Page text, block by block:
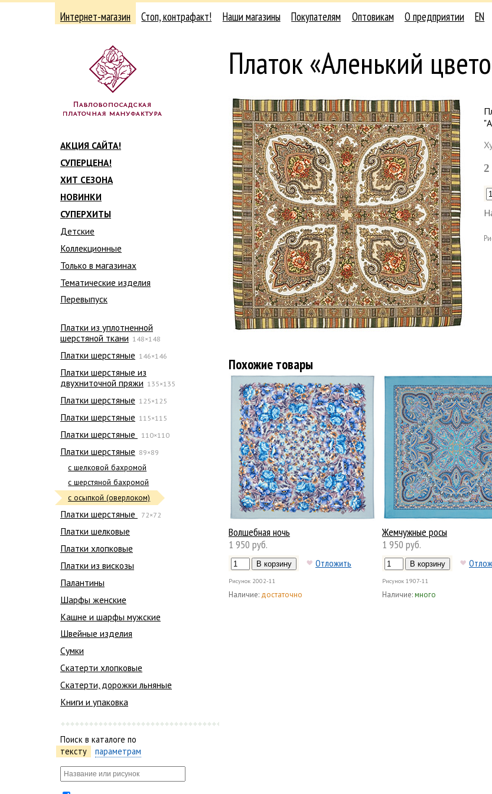
Интернет-магазин Стоп, контрафакт! Наши магазины Покупателям Оптовикам О предприятии EN
АКЦИЯ САЙТА!
СУПЕРЦЕНА!
ХИТ СЕЗОНА
НОВИНКИ
СУПЕРХИТЫ
Детские
Коллекционные
Только в магазинах
Тематические изделия
Перевыпуск
Платки из уплотненной
шерстяной ткани 148×148
Платки шерстяные 146×146
Платки шерстяные из
двухниточной пряжи 135×135
Платки шерстяные 125×125
Платки шерстяные 115×115
Платки шерстяные 110×110
Платки шерстяные 89×89
с шелковой бахромой
с шерстяной бахромой
с осыпкой (оверлоком)
Платки шерстяные 72×72
Платки шелковые
Платки хлопковые
Платки из вискозы
Палантины
Шарфы женские
Кашне и шарфы мужские
Швейные изделия
Сумки
Скатерти хлопковые
Скатерти, дорожки льняные
Книги и упаковка
Поиск в каталоге по
тексту
параметрам
Платок «Аленький
2
Похожие товары
Волшебная ночь
1 950 руб.
Отложить
Рисунок 2002-11
Наличие: достаточно
Жемчужные росы
1 950 руб.
Рисунок 1907-11
Наличие:много